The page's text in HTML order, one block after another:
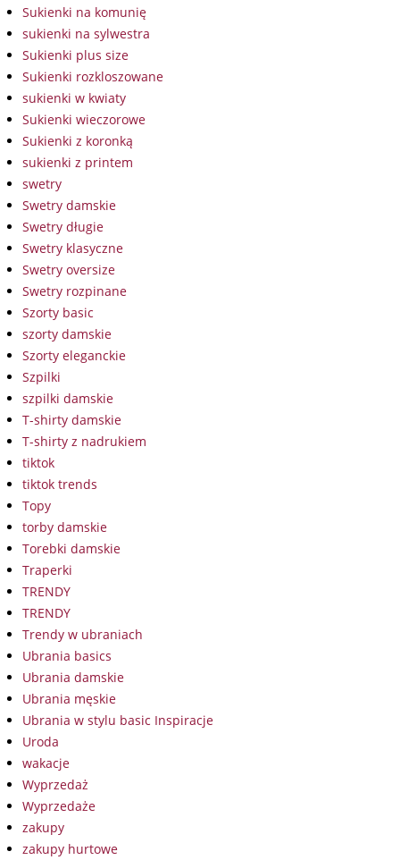
Sukienki na komunię
sukienki na sylwestra
Sukienki plus size
Sukienki rozkloszowane
sukienki w kwiaty
Sukienki wieczorowe
Sukienki z koronką
sukienki z printem
swetry
Swetry damskie
Swetry długie
Swetry klasyczne
Swetry oversize
Swetry rozpinane
Szorty basic
szorty damskie
Szorty eleganckie
Szpilki
szpilki damskie
T-shirty damskie
T-shirty z nadrukiem
tiktok
tiktok trends
Topy
torby damskie
Torebki damskie
Traperki
TRENDY
TRENDY
Trendy w ubraniach
Ubrania basics
Ubrania damskie
Ubrania męskie
Ubrania w stylu basic Inspiracje
Uroda
wakacje
Wyprzedaż
Wyprzedaże
zakupy
zakupy hurtowe